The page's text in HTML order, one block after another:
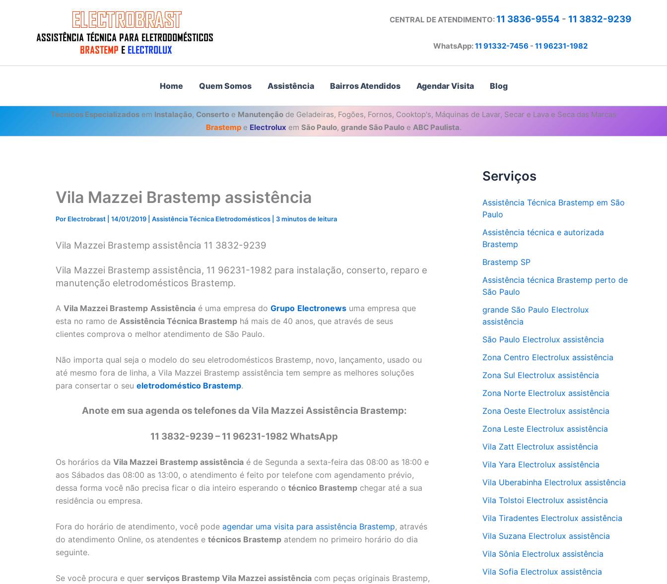
CENTRAL DE ATENDIMENTO: 11 3836-9554 - 11 3832-9239
WhatsApp:11 91332-7456 - 11 96231-1982
Home Quem Somos Assistência Bairros Atendidos Agendar Visita Blog
Técnicos Especializados em Instalação, Conserto e Manutenção de Geladeiras, Fogões, Fornos, Cooktop's, Máquinas de Lavar, Secar e Lava e Seca das Marcas
Brastempe Electrolux em São Paulo, grande São Pauloe ABC Paulista.
Vila Mazzei Brastemp assistência
Por Electrobrast 14/01/2019 Assistência Técnica Eletrodomésticos 3 minutos de leitura
Vila Mazzei Brastemp assistência 11 3832-9239
Vila Mazzei Brastemp assistência, 11 96231-1982 para instalação, conserto, reparo e
manutenção eletrodomésticos Brastemp.
A Vila Mazzei Brastemp Assistência é uma empresa do Grupo Electronews uma empresa que
esta no ramo de Assistência Técnica Brastemp há mais de 40 anos, que através de seus
clientes comprova o melhor atendimento de São Paulo.
Não importa qual seja o modelo do seu eletrodomésticos Brastemp, novo, lançamento, usado ou
até mesmo fora de linha, a Vila Mazzei Brastemp assistência tem sempre as melhores soluções
para consertar o seu eletrodoméstico Brastemp.
Anote em sua agenda os telefones da Vila Mazzei Assistência Brastemp:
11 3832-9239 – 11 96231-1982 WhatsApp
Os horários da Vila Mazzei Brastemp assistência é de Segunda a sexta-feira das 08:00 as 18:00 e
aos Sábados das 08:00 as 13:00, o atendimento é feito por telefone com agendamento prévio,
dessa forma você não precisa ficar o dia inteiro esperando o técnico Brastemp chegar até a sua
residência ou empresa.
Fora do horário de atendimento, você pode agendar uma visita para assistência Brastemp, através
do atendimento Online, os atendentes e técnicos Brastemp atendem no primeiro horário do dia
seguinte.
Se você procura e quer serviços Brastemp Vila Mazzei assistência com peças originais Brastemp,
Serviços
Assistência Técnica Brastemp em São
Paulo
Assistência técnica e autorizada
Brastemp
Brastemp SP
Assistência técnica Brastemp perto de
São Paulo
grande São Paulo Electrolux
assistência
São Paulo Electrolux assistência
Zona Centro Electrolux assistência
Zona Sul Electrolux assistência
Zona Norte Electrolux assistência
Zona Oeste Electrolux assistência
Zona Leste Electrolux assistência
Vila Zatt Electrolux assistência
Vila Yara Electrolux assistência
Vila Uberabinha Electrolux assistência
Vila Tolstoi Electrolux assistência
Vila Tiradentes Electrolux assistência
Vila Suzana Electrolux assistência
Vila Sônia Electrolux assistência
Vila Sofia Electrolux assistência